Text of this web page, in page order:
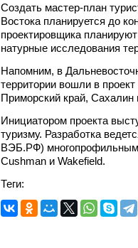
Создать мастер-план
Востока планируется до
проектировщика
натурные исследования
Напомним, в
территории вошли в
Приморский край, Сахалин
Инициатором проекта
туризму. Разработка
ВЭБ.РФ)
Cushman и Wakefield.
Теги: